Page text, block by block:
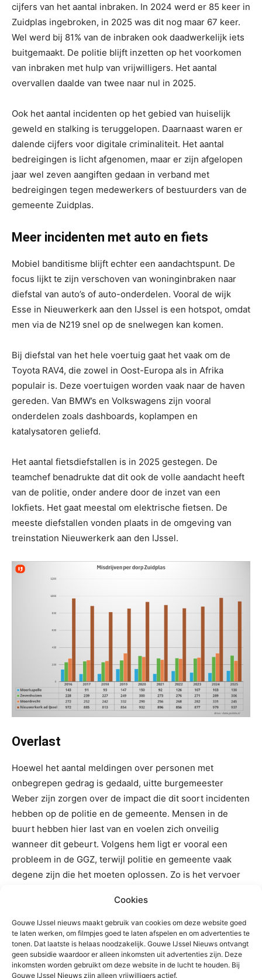
Cookies
Gouwe IJssel nieuws maakt gebruik van cookies om deze website goed
te laten werken, om filmpjes goed te laten afspelen en om advertenties te
tonen. Dat laatste is helaas noodzakelijk. Gouwe IJssel Nieuws ontvangt
geen subsidie waardoor er alleen inkomsten uit advertenties zijn. Deze
inkomsten worden gebruikt om deze website in de lucht te houden. Bij
Gouwe IJssel Nieuws zijn alleen vrijwilligers actief.
cijfers van het aantal inbraken. In 2024 werd er 85 keer in
Zuidplas ingebroken, in 2025 was dit nog maar 67 keer.
Wel werd bij 81% van de inbraken ook daadwerkelijk iets
buitgemaakt. De politie blijft inzetten op het voorkomen
van inbraken met hulp van vrijwilligers. Het aantal
overvallen daalde van twee naar nul in 2025.
Ook het aantal incidenten op het gebied van huiselijk
geweld en stalking is teruggelopen. Daarnaast waren er
dalende cijfers voor digitale criminaliteit. Het aantal
bedreigingen is licht afgenomen, maar er zijn afgelopen
jaar wel zeven aangiften gedaan in verband met
bedreigingen tegen medewerkers of bestuurders van de
gemeente Zuidplas.
Meer incidenten met auto en fiets
Mobiel banditisme blijft echter een aandachtspunt. De
focus lijkt te zijn verschoven van woninginbraken naar
diefstal van auto’s of auto-onderdelen. Vooral de wijk
Esse in Nieuwerkerk aan den IJssel is een hotspot, omdat
men via de N219 snel op de snelwegen kan komen.
Bij diefstal van het hele voertuig gaat het vaak om de
Toyota RAV4, die zowel in Oost-Europa als in Afrika
populair is. Deze voertuigen worden vaak naar de haven
gereden. Van BMW’s en Volkswagens zijn vooral
onderdelen zoals dashboards, koplampen en
katalysatoren geliefd.
Het aantal fietsdiefstallen is in 2025 gestegen. De
teamchef benadrukte dat dit ook de volle aandacht heeft
van de politie, onder andere door de inzet van een
lokfiets. Het gaat meestal om elektrische fietsen. De
meeste diefstallen vonden plaats in de omgeving van
treinstation Nieuwerkerk aan den IJssel.
Overlast
Hoewel het aantal meldingen over personen met
onbegrepen gedrag is gedaald, uitte burgemeester
Weber zijn zorgen over de impact die dit soort incidenten
hebben op de politie en de gemeente. Mensen in de
buurt hebben hier last van en voelen zich onveilig
wanneer dit gebeurt. Volgens hem ligt er vooral een
probleem in de GGZ, terwijl politie en gemeente vaak
degene zijn die het moeten oplossen. Zo is het vervoer
van de GGZ, maar draait de politie hier regelmatig voor
op.
Het aantal meldingen van jeugdoverlast is licht gestegen.
Uit onderzoek van de politie blijkt dat het in 64% van de